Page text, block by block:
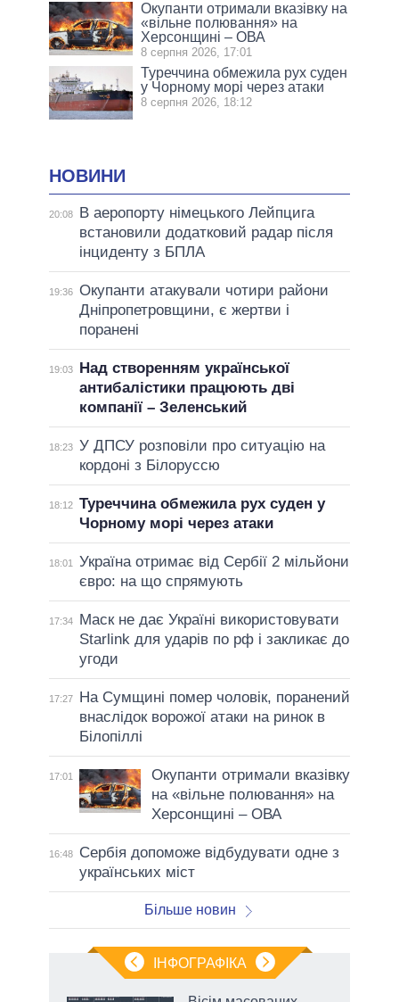
Окупанти отримали вказівку на
«вільне полювання» на
Херсонщині – ОВА
8 серпня 2026, 17:01
Туреччина обмежила рух суден
у Чорному морі через атаки
8 серпня 2026, 18:12
НОВИНИ
20:08
В аеропорту німецького Лейпцига
встановили додатковий радар після
інциденту з БПЛА
19:36 Окупанти атакували чотири райони
Дніпропетровщини, є жертви і
поранені
19:03
Над створенням української
антибалістики працюють дві
компанії – Зеленський
18:23 У ДПСУ розповіли про ситуацію на
кордоні з Білоруссю
18:12 Туреччина обмежила рух суден у
Чорному морі через атаки
18:01
Україна отримає від Сербії 2 мільйони
євро: на що спрямують
17:34
Маск не дає Україні використовувати
Starlink для ударів по рф і закликає до
угоди
17:27
На Сумщині помер чоловік, поранений
внаслідок ворожої атаки на ринок в
Білопіллі
17:01
Окупанти отримали вказівку
на «вільне полювання» на
Херсонщині – ОВА
16:48
Сербія допоможе відбудувати одне з
українських міст
Більше новин
ІНФОГРАФІКА